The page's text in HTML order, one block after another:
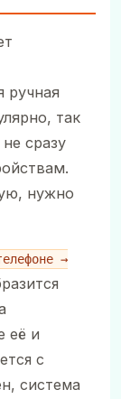
ручная
так
сразу
нужно
→
её и
с
система